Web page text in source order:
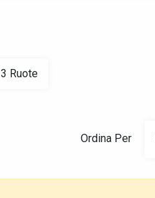
3 Ruote
Ordina Per